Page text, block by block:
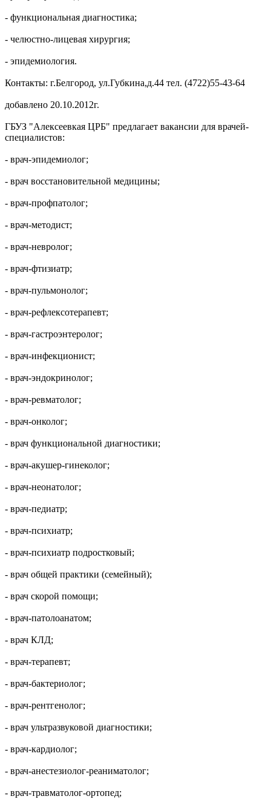
- функциональная диагностика;
- челюстно-лицевая хирургия;
- эпидемиология.
Контакты: г.Белгород, ул.Губкина,д.44 тел. (4722)55-43-64
добавлено 20.10.2012г.
ГБУЗ "Алексеевкая ЦРБ" предлагает вакансии для врачей-
специалистов:
- врач-эпидемиолог;
- врач восстановительной медицины;
- врач-профпатолог;
- врач-методист;
- врач-невролог;
- врач-фтизиатр;
- врач-пульмонолог;
- врач-рефлексотерапевт;
- врач-гастроэнтеролог;
- врач-инфекционист;
- врач-эндокринолог;
- врач-ревматолог;
- врач-онколог;
- врач функциональной диагностики;
- врач-акушер-гинеколог;
- врач-неонатолог;
- врач-педиатр;
- врач-психиатр;
- врач-психиатр подростковый;
- врач общей практики (семейный);
- врач скорой помощи;
- врач-патолоанатом;
- врач КЛД;
- врач-терапевт;
- врач-бактериолог;
- врач-рентгенолог;
- врач ультразвуковой диагностики;
- врач-кардиолог;
- врач-анестезиолог-реаниматолог;
- врач-травматолог-ортопед;